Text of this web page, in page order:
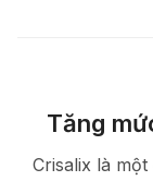
Tăng
Crisalix là